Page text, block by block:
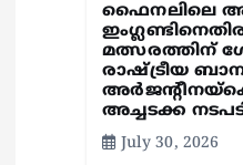
ഫൈനലിലെ
മത്സരത്തിന്
രാഷ്ട്രീയ
അച്ചടക്ക
July 30, 2026